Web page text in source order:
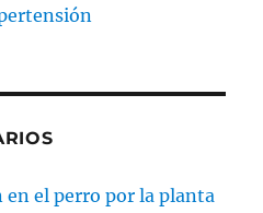
el perro por la planta